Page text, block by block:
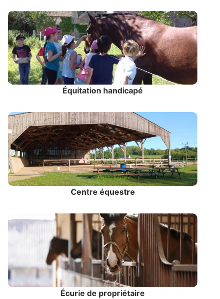
Équitation handicapé
Centre équestre
Écurie de propriétaire